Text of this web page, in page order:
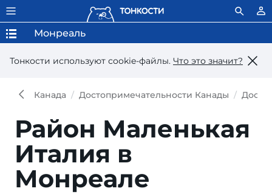
Тонкости используют сookie-файлы. Что это значит?
Монреаль
Канада Достопримечательности Канады
Район Маленькая
Италия в
Монреале